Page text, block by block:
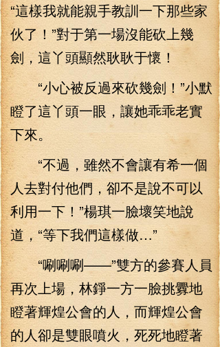
“這樣我就能親手教訓一下那些家
伙了！”對于第一場沒能砍上幾
劍，這丫頭顯然耿耿于懷！
“小心被反過來砍幾劍！”小默
瞪了這丫頭一眼，讓她乖乖老實
下來。
“不過，雖然不會讓有希一個
人去對付他們，卻不是說不可以
利用一下！”楊琪一臉壞笑地說
道，“等下我們這樣做…”
“唰唰唰——”雙方的參賽人員
再次上場，林錚一方一臉挑釁地
瞪著輝煌公會的人，而輝煌公會
的人卻是雙眼噴火，死死地瞪著